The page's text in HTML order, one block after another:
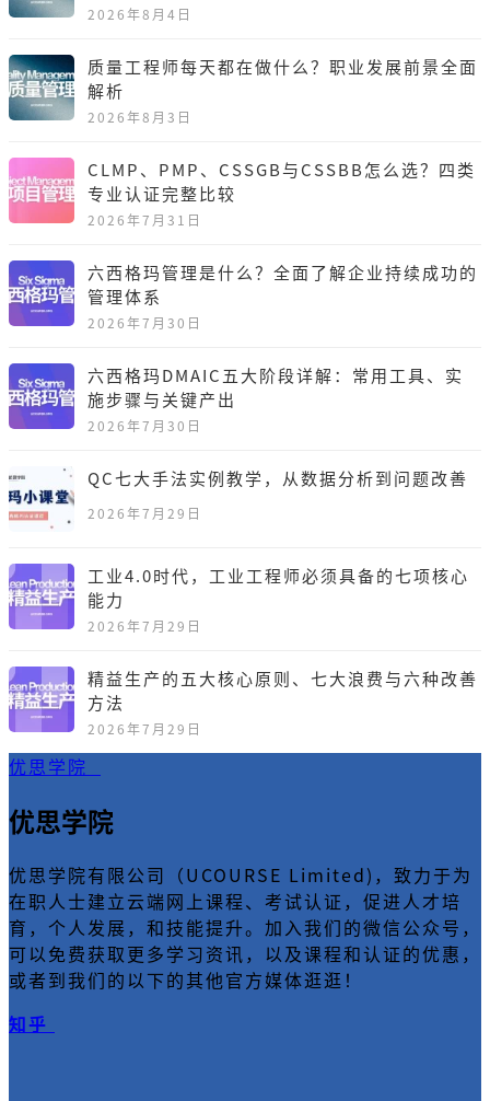
2026年8月4日
质量工程师每天都在做什么？职业发展前景全面
解析
2026年8月3日
CLMP、PMP、CSSGB与CSSBB怎么选？四类
专业认证完整比较
2026年7月31日
六西格玛管理是什么？全面了解企业持续成功的
管理体系
2026年7月30日
六西格玛DMAIC五大阶段详解：常用工具、实
施步骤与关键产出
2026年7月30日
QC七大手法实例教学，从数据分析到问题改善
2026年7月29日
工业4.0时代，工业工程师必须具备的七项核心
能力
2026年7月29日
精益生产的五大核心原则、七大浪费与六种改善
方法
2026年7月29日
优思学院
优思学院
优思学院有限公司（UCOURSE Limited)，致力于为
在职人士建立云端网上课程、考试认证，促进人才培
育，个人发展，和技能提升。加入我们的微信公众号，
可以免费获取更多学习资讯，以及课程和认证的优惠，
或者到我们的以下的其他官方媒体逛逛！
知乎